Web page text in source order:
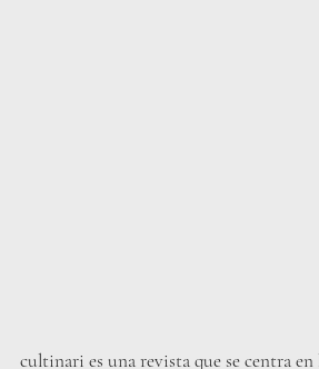
cultinari es una revista que se centra en